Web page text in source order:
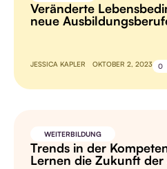
Veränderte
neue
JESSICA KAPLER OKTOBER 2, 2023 0
WEITERBILDUNG
Trends in der
Lernen die Zukunft